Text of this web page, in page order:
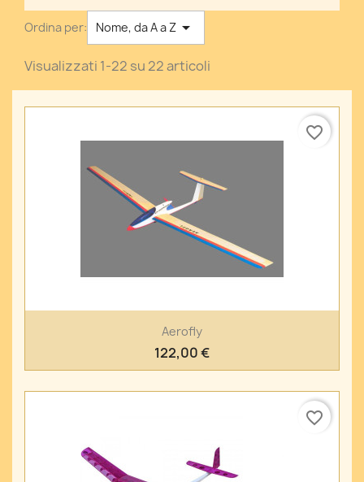
Ordina per: Nome, da A a Z 
Visualizzati 1-22 su 22 articoli
Aerofly
122,00 €
favorite_border
favorite_border